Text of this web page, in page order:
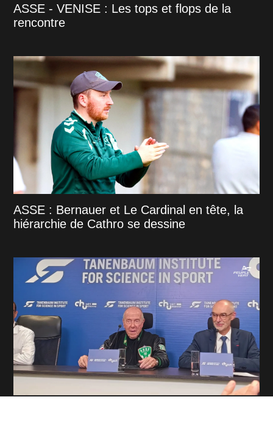
ASSE - VENISE : Les tops et flops de la
rencontre
ASSE : Bernauer et Le Cardinal en tête, la
hiérarchie de Cathro se dessine